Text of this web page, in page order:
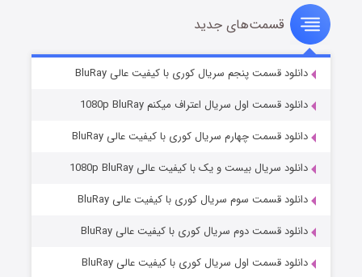
سریال زشت
قسمت۲ (زیرنویس) منتشر شد
مردگان متحرک: شهر مرده ۳
قسمت۲ (زیرنویس) منتشر شد
قسمت‌های جدید
دانلود قسمت پنجم سریال کوری با کیفیت عالی BluRay
دانلود قسمت اول سریال اعتراف میکنم 1080p BluRay
دانلود قسمت چهارم سریال کوری با کیفیت عالی BluRay
دانلود سریال بیست و یک با کیفیت عالی 1080p BluRay
دانلود قسمت سوم سریال کوری با کیفیت عالی BluRay
دانلود قسمت دوم سریال کوری با کیفیت عالی BluRay
دانلود قسمت اول سریال کوری با کیفیت عالی BluRay